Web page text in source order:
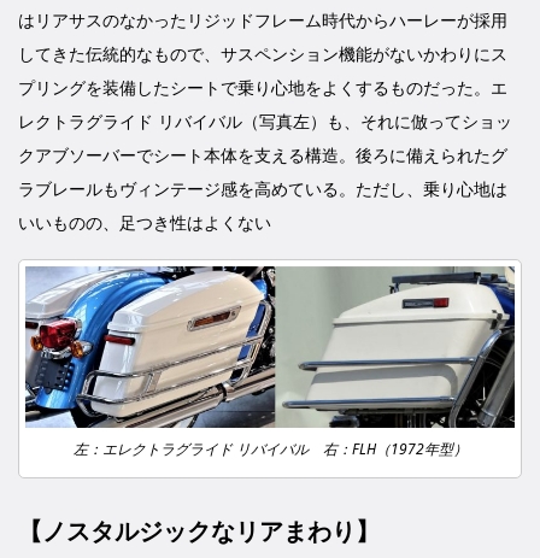
はリアサスのなかったリジッドフレーム時代からハーレーが採用
してきた伝統的なもので、サスペンション機能がないかわりにス
プリングを装備したシートで乗り心地をよくするものだった。エ
レクトラグライド リバイバル（写真左）も、それに倣ってショッ
クアブソーバーでシート本体を支える構造。後ろに備えられたグ
ラブレールもヴィンテージ感を高めている。ただし、乗り心地は
いいものの、足つき性はよくない
左：エレクトラグライド リバイバル 右：FLH（1972年型）
【ノスタルジックなリアまわり】